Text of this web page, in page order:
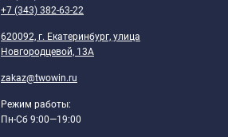
+7 (343) 382-63-22
620092, г. Екатеринбург, улица
Новгородцевой, 13А
zakaz@twowin.ru
Режим работы:
Пн-Сб 9:00—19:00